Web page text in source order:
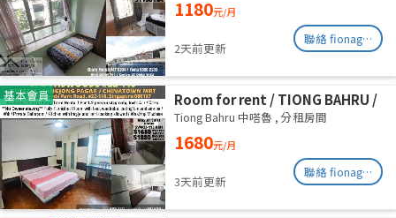
1180元/月
2天前更新
聯絡 fionag@transinex.com.sg
基本會員
Room for rent / TIONG BAHRU /
Master room / 1pax stay /
Available 17 August
Tiong Bahru 中嗒魯 , 分租房間
1680元/月
3天前更新
聯絡 fionag@transinex.com.sg